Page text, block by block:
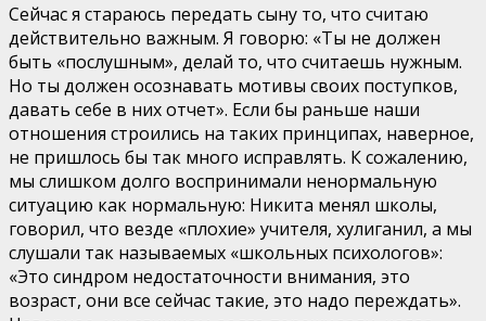
Сейчас я стараюсь передать сыну то, что считаю
действительно важным. Я говорю: «Ты не должен
быть «послушным», делай то, что считаешь нужным.
Но ты должен осознавать мотивы своих поступков,
давать себе в них отчет». Если бы раньше наши
отношения строились на таких принципах, наверное,
не пришлось бы так много исправлять. К сожалению,
мы слишком долго воспринимали ненормальную
ситуацию как нормальную: Никита менял школы,
говорил, что везде «плохие» учителя, хулиганил, а мы
слушали так называемых «школьных психологов»:
«Это синдром недостаточности внимания, это
возраст, они все сейчас такие, это надо переждать».